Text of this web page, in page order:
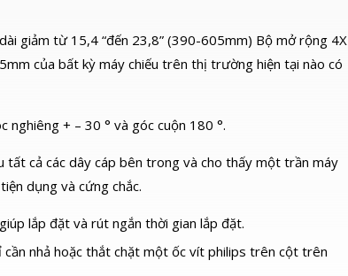
giảm từ 15,4 “đến 23,8” (390-605mm) Bộ mở rộng 4X
của bất kỳ máy chiếu trên thị trường hiện tại nào có
+ – 30 ° và góc cuộn 180 °.
tất cả các dây cáp bên trong và cho thấy một trần máy
dụng và cứng chắc.
lắp đặt và rút ngắn thời gian lắp đặt.
nhả hoặc thắt chặt một ốc vít philips trên cột trên